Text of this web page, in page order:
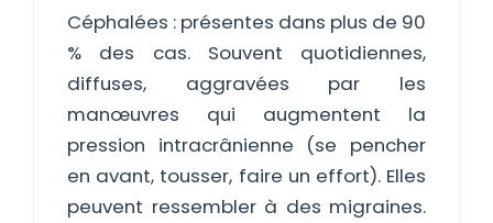
Céphalées : présentes dans plus de 90
% des cas. Souvent quotidiennes,
diffuses, aggravées par les
manœuvres qui augmentent la
pression intracrânienne (se pencher
en avant, tousser, faire un effort). Elles
peuvent ressembler à des migraines.